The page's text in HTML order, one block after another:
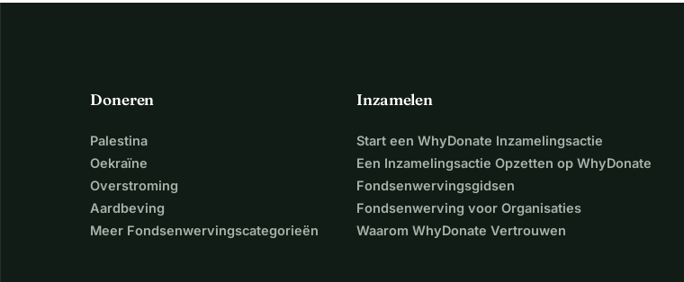
Doneren
Palestina
Oekraïne
Overstroming
Aardbeving
Meer Fondsenwervingscategorieën
Inzamelen
Start een WhyDonate Inzamelingsactie
Een Inzamelingsactie Opzetten op WhyDonate
Fondsenwervingsgidsen
Fondsenwerving voor Organisaties
Waarom WhyDonate Vertrouwen